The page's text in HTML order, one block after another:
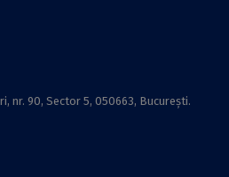
nr. 90, Sector 5, 050663, Bucureşti.